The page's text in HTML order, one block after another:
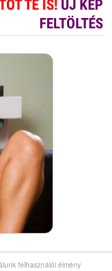
felhasználói élmény
TE IS! ÚJ KÉP
FELTÖLTÉS